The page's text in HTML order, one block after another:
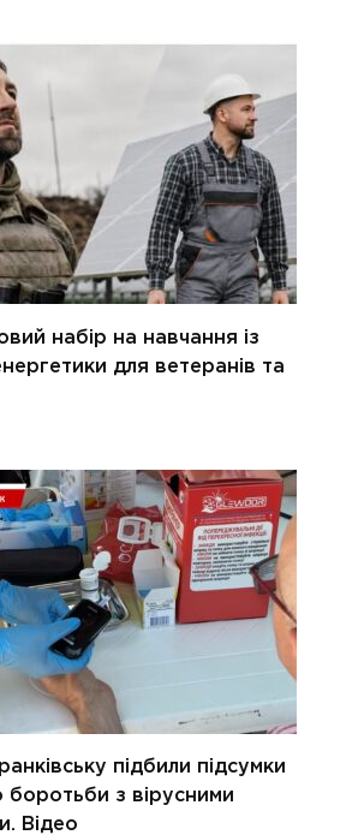
набір на навчання із
для ветеранів та
підбили підсумки
боротьби з вірусними
Відео